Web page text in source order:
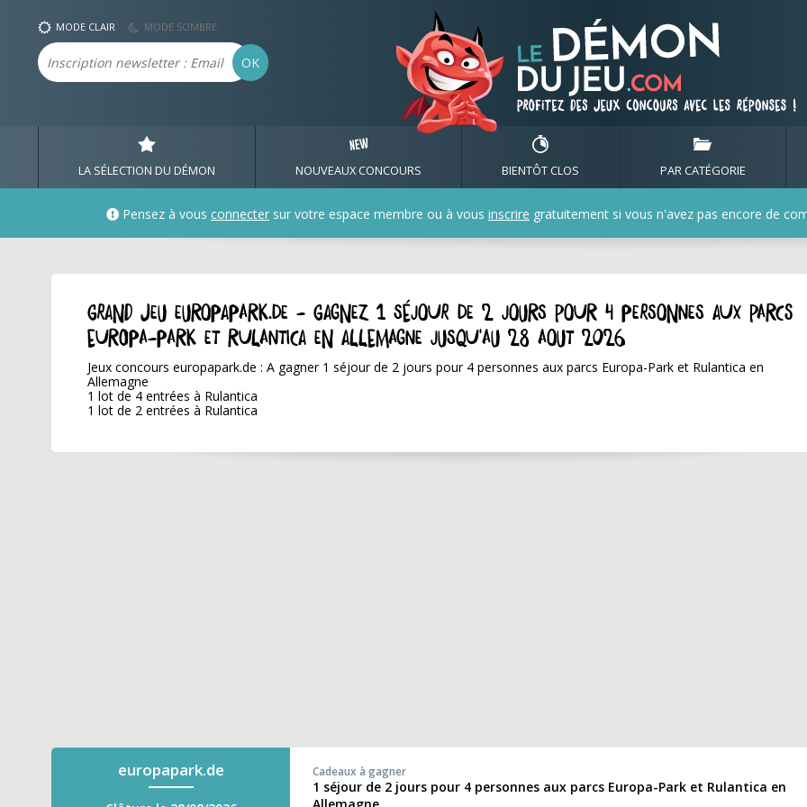
MODE CLAIR MODE SOMBRE
Email OK
LA SÉLECTION DU DÉMON NOUVEAUX CONCOURS BIENTÔT CLOS PAR CATÉGORIE
Pensez à vous connecter sur votre espace membre ou à vous inscrire gratuitement si vous n'avez pas encore de
GRAND JEU europapark.de - Gagnez 1 séjour de 2 jours pour 4 personnes aux parcs
Europa-Park et Rulantica en Allemagne jusqu'au 28 aout 2026
Jeux concours europapark.de : A gagner 1 séjour de 2 jours pour 4 personnes aux parcs Europa-Park et Rulantica en
Allemagne
1 lot de 4 entrées à Rulantica
1 lot de 2 entrées à Rulantica
europapark.de Cadeaux à gagner
1 séjour de 2 jours pour 4 personnes aux parcs Europa-Park et Rulantica en